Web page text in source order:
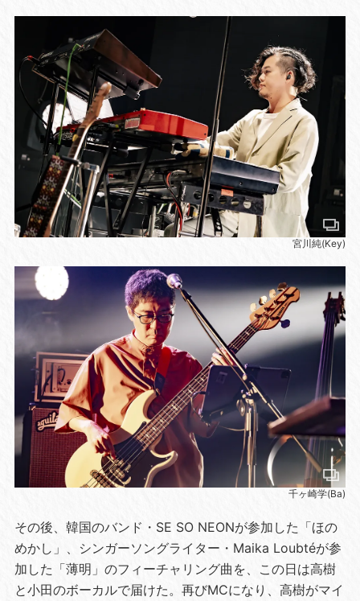
宮川純(Key)
千ヶ崎学(Ba)
その後、韓国のバンド・SE SO NEONが参加した「ほの
めかし」、シンガーソングライター・Maika Loubtéが参
加した「薄明」のフィーチャリング曲を、この日は高樹
と小田のボーカルで届けた。再びMCになり、高樹がマイ